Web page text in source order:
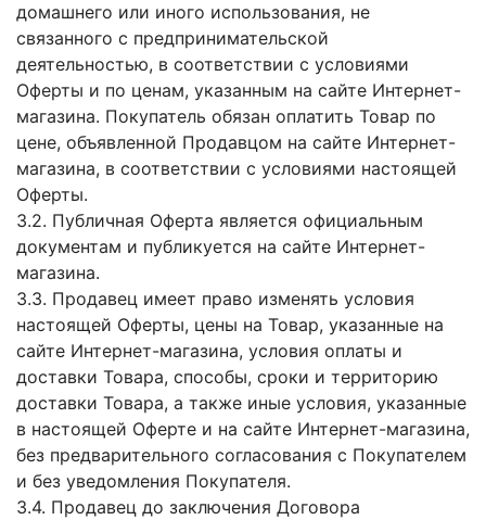
домашнего или иного использования, не
связанного с предпринимательской
деятельностью, в соответствии с условиями
Оферты и по ценам, указанным на сайте Интернет-
магазина. Покупатель обязан оплатить Товар по
цене, объявленной Продавцом на сайте Интернет-
магазина, в соответствии с условиями настоящей
Оферты.
3.2. Публичная Оферта является официальным
документам и публикуется на сайте Интернет-
магазина.
3.3. Продавец имеет право изменять условия
настоящей Оферты, цены на Товар, указанные на
сайте Интернет-магазина, условия оплаты и
доставки Товара, способы, сроки и территорию
доставки Товара, а также иные условия, указанные
в настоящей Оферте и на сайте Интернет-магазина,
без предварительного согласования с Покупателем
и без уведомления Покупателя.
3.4. Продавец до заключения Договора